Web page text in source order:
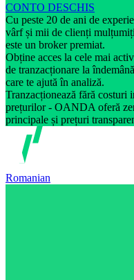
CONTO DESCHIS
Cu peste 20 de ani de
vârf și mii de clienți
este un broker premiat.
Obține acces la cele mai
de tranzacționare la
care te ajută în analiză.
Tranzacționează fără costuri
prețurilor - OANDA oferă
principale și prețuri
Romanian